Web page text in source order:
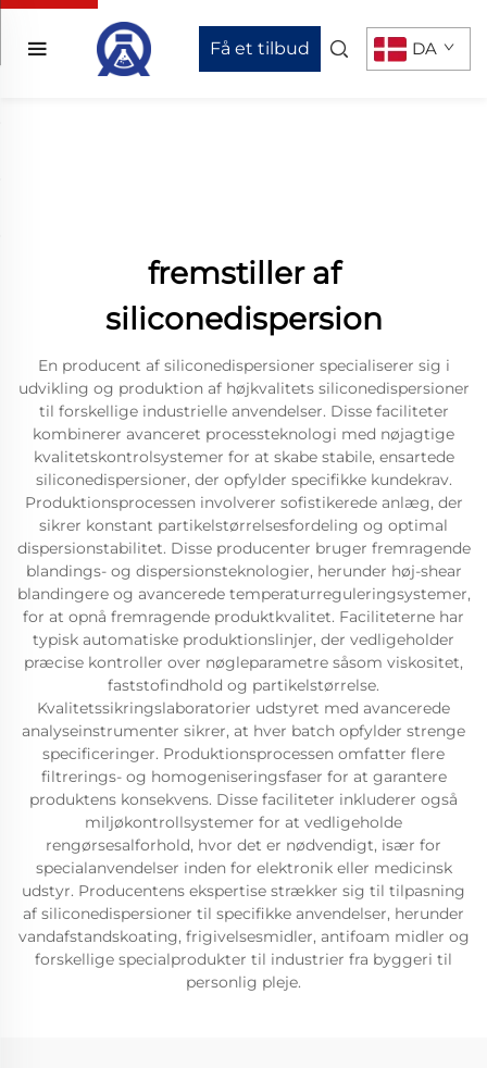
Få et tilbud DA
fremstiller af
siliconedispersion
En producent af siliconedispersioner specialiserer sig i
udvikling og produktion af højkvalitets siliconedispersioner
til forskellige industrielle anvendelser. Disse faciliteter
kombinerer avanceret processteknologi med nøjagtige
kvalitetskontrolsystemer for at skabe stabile, ensartede
siliconedispersioner, der opfylder specifikke kundekrav.
Produktionsprocessen involverer sofistikerede anlæg, der
sikrer konstant partikelstørrelsesfordeling og optimal
dispersionstabilitet. Disse producenter bruger fremragende
blandings- og dispersionsteknologier, herunder høj-shear
blandingere og avancerede temperaturreguleringsystemer,
for at opnå fremragende produktkvalitet. Faciliteterne har
typisk automatiske produktionslinjer, der vedligeholder
præcise kontroller over nøgleparametre såsom viskositet,
faststofindhold og partikelstørrelse.
Kvalitetssikringslaboratorier udstyret med avancerede
analyseinstrumenter sikrer, at hver batch opfylder strenge
specificeringer. Produktionsprocessen omfatter flere
filtrerings- og homogeniseringsfaser for at garantere
produktens konsekvens. Disse faciliteter inkluderer også
miljøkontrollsystemer for at vedligeholde
rengørsesalforhold, hvor det er nødvendigt, især for
specialanvendelser inden for elektronik eller medicinsk
udstyr. Producentens ekspertise strækker sig til tilpasning
af siliconedispersioner til specifikke anvendelser, herunder
vandafstandskoating, frigivelsesmidler, antifoam midler og
forskellige specialprodukter til industrier fra byggeri til
personlig pleje.